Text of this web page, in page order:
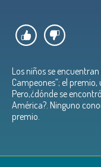
Los niños se
Campeones”; el
Pero,¿dónde se
América?. Ninguno
premio.